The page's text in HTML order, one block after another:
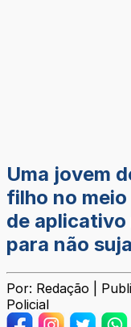
Uma jovem
filho no
de
para não
Por: Redação |
Policial